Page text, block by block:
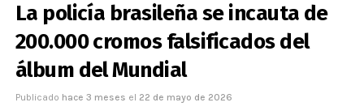
La policía brasileña se incauta de
200.000 cromos falsificados del
álbum del Mundial
Publicado hace 3 meses el 22 de mayo de 2026